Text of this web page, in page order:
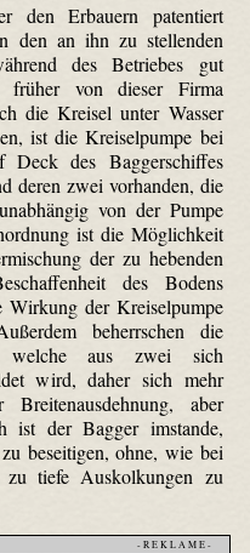
den Erbauern patentiert
den an ihn zu stellenden
des Betriebes gut
früher von dieser Firma
die Kreisel unter Wasser
ist die Kreiselpumpe bei
Deck des Baggerschiffes
deren zwei vorhanden, die
von der Pumpe
ist die Möglichkeit
der zu hebenden
des Bodens
Wirkung der Kreiselpumpe
beherrschen die
welche aus zwei sich
wird, daher sich mehr
aber
ist der Bagger imstande,
beseitigen, ohne, wie bei
tiefe Auskolkungen zu
- R E K L A M E -